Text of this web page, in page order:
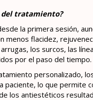
del tratamiento?
la primera sesión,
flacidez,
los surcos, las
por el paso del tiempo.
personalizado,
paciente, lo que permite
los antiestéticos